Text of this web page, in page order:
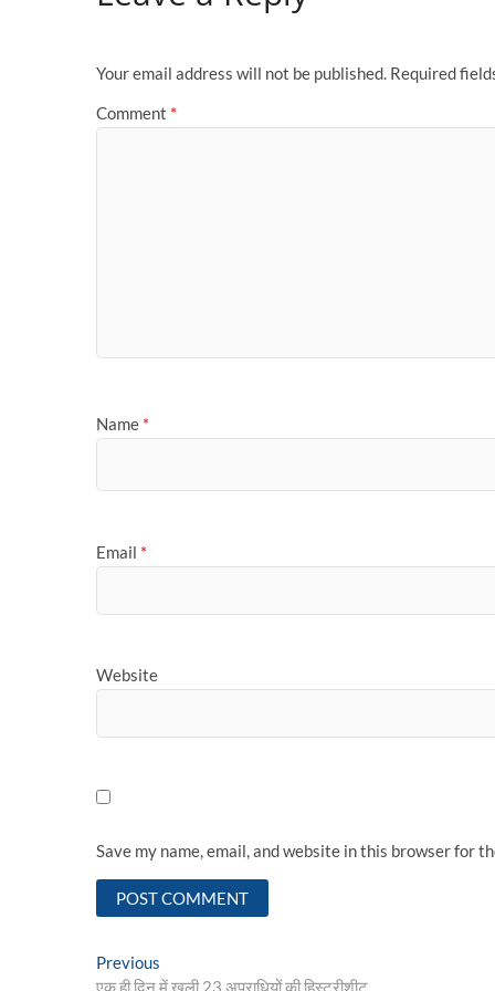
o
k
n
Your email address will not be published. Required
Comment *
Name *
Email *
Website
Save my name, email, and website in this browser for
Post
Previous
post:
एक ही दिन में खुली 23 अपराधियों की हिस्ट्रीशीट